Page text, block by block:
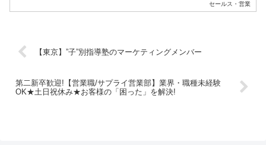
セールス・営業
【東京】”子”別指導塾のマーケティングメンバー
第二新卒歓迎!【営業職/サプライ営業部】業界・職種未経験
OK★土日祝休み★お客様の「困った」を解決!